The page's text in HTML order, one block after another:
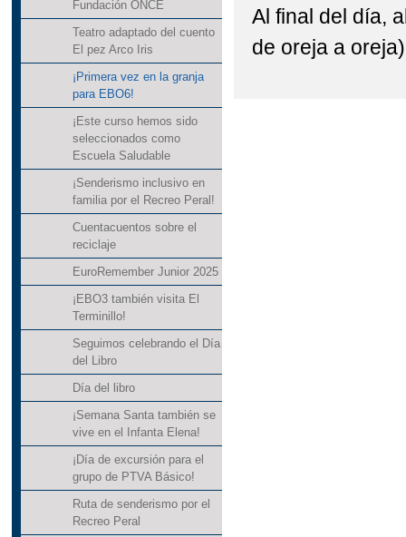
Fundación ONCE
Teatro adaptado del cuento
El pez Arco Iris
¡Primera vez en la granja
para EBO6!
¡Este curso hemos sido
seleccionados como
Escuela Saludable
¡Senderismo inclusivo en
familia por el Recreo Peral!
Cuentacuentos sobre el
reciclaje
EuroRemember Junior 2025
¡EBO3 también visita El
Terminillo!
Seguimos celebrando el Día
del Libro
Día del libro
¡Semana Santa también se
vive en el Infanta Elena!
¡Día de excursión para el
grupo de PTVA Básico!
Ruta de senderismo por el
Recreo Peral
Al final del día,
de oreja a